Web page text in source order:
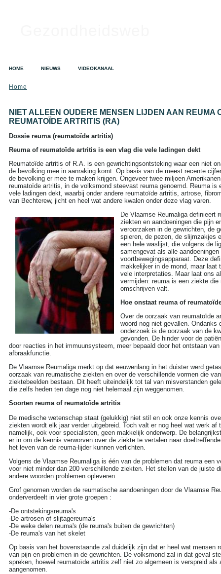
HOME NIEUWS VIDEOKANAAL
SEARCH
DieetGezondheid
A tot Z Griep Hart- en
vaatziekten Kanker
Opvoeding en zwangerschap
Sex
Voedingssupplementen
more tags
Aambeien speen(9)
ADHD(37)
Afasie(4)
Alcohol (86)
Allergie(44)
Alzheimer(110)
Andere vormen van
kanker(36)
Angstaanvallen (40)
Asperger(17)
Autisme(47)
Bedwateren(8)
Bloed in de stoelgang (3)
Borderline(31)
Borstkanker (69)
Botox(5)
Cholesterol(22)
Chronisch
CVS(10)
Darmkanker(35)
Depressie(101)
Diabetes (51)
Dieet(302)
Dyslexie(20)
Epilepsie(33)
Fibromyalgie(73)
Gezond leven (14)
Gezonde voeding(21)
Gezondheid A tot Z
Gilles de la Tourette
Glaucoom(11)
Griep(115)
Haaruitval(29)
Hart- en vaatziekten(116)
Hernia(12)
Herpes(2)
Histoplasmose
Home
NIET ALLEEN OUDERE MENSEN LIJDEN AAN REUMA
REUMATOÏDE ARTRITIS (RA)
Dossie reuma (reumatoïde artritis)
Reuma of reumatoïde artritis is een vlag die vele ladingen dekt
Reumatoïde artritis of R.A. is een gewrichtingsontsteking waar een niet
de bevolking mee in aanraking komt. Op basis van de meest recente
de bevolking er mee te maken krijgen. Ongeveer twee miljoen
reumatoïde artritis, in de volksmond steevast reuma genoemd. Reuma is
vele ladingen dekt, waarbij onder andere reumatoïde artritis, artrose,
van Bechterew, jicht en heel wat andere kwalen onder deze vlag varen.
De Vlaamse Reumaliga definieert
ziekten en aandoeningen die pijn
veroorzaken in de gewrichten, de
spieren, de pezen, de slijmzakjes
een hele waslijst, die volgens de
samengevat als alle aandoeningen
voortbewegingsapparaat. Deze
makkelijker in de mond, maar laat
vele interpretaties. Maar laat ons
vermijden: reuma is een ziekte
omschrijven valt.
Hoe onstaat reuma of
Over de oorzaak van reumatoïde
woord nog niet gevallen. Ondanks
onderzoek is de oorzaak van de
gevonden. De hinder voor de
door reacties in het immuunsysteem, meer bepaald door het ontstaan
afbraakfunctie.
De Vlaamse Reumaliga merkt op dat eeuwenlang in het duister werd
oorzaak van reumatische ziekten en over de verschillende vormen die
ziektebeelden bestaan. Dit heeft uiteindelijk tot tal van misverstanden
die zelfs heden ten dage nog niet helemaal zijn weggenomen.
Soorten reuma of reumatoïde artritis
De medische wetenschap staat (gelukkig) niet stil en ook onze kennis
ziekten wordt elk jaar verder uitgebreid. Toch valt er nog heel wat werk af
namelijk, ook voor specialisten, geen makkelijk onderwerp. De
er in om de kennis verworven over de ziekte te vertalen naar
het leven van de reuma-lijder kunnen verlichten.
Volgens de Vlaamse Reumaliga is één van de problemen dat reuma een
voor niet minder dan 200 verschillende ziekten. Het stellen van de juiste
andere woorden problemen opleveren.
Grof genomen worden de reumatische aandoeningen door de Vlaamse
onderverdeelt in vier grote groepen :
-De ontstekingsreuma's
-De artrosen of slijtagereuma's
-De weke delen reuma's (de reuma's buiten de gewrichten)
-De reuma's van het skelet
Op basis van het bovenstaande zal duidelijk zijn dat er heel wat mensen
van pijn en problemen in de gewrichten. De volksmond zal in dat geval
spreken, hoewel reumatoïde artritis zelf niet zo algemeen is verspreid als
aangenomen.